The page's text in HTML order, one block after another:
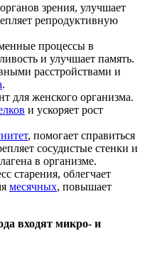
зрения, улучшает
репродуктивную
процессы в
и улучшает память.
расстройствами и
.
для женского организма.
и ускоряет рост
, помогает справиться
сосудистые стенки и
в организме.
старения, облегчает
месячных, повышает
входят микро- и